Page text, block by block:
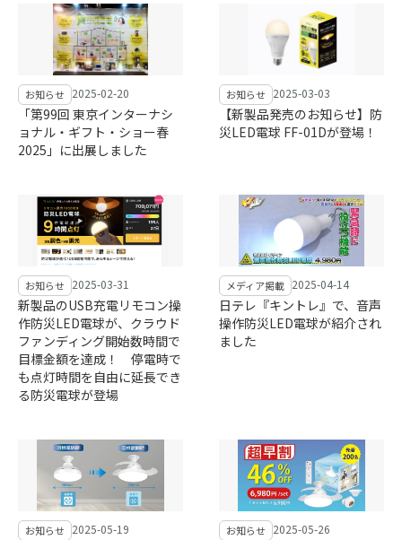
お知らせ 2025-02-20
「第99回 東京インターナシ
ョナル・ギフト・ショー春
2025」に出展しました
お知らせ 2025-03-03
【新製品発売のお知らせ】防
災LED電球 FF-01Dが登場！
お知らせ 2025-03-31
新製品のUSB充電リモコン操
作防災LED電球が、クラウド
ファンディング開始数時間で
目標金額を達成！ 停電時で
も点灯時間を自由に延長でき
る防災電球が登場
メディア掲載 2025-04-14
日テレ『キントレ』で、音声
操作防災LED電球が紹介され
ました
お知らせ 2025-05-19 お知らせ 2025-05-26